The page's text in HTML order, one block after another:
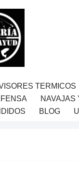
TERMICOS
NAVAJAS
BLOG